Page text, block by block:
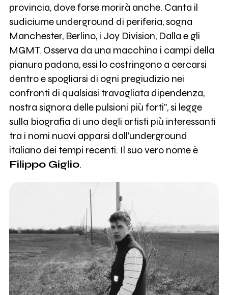
provincia, dove forse morirà anche. Canta il
sudiciume underground di periferia, sogna
Manchester, Berlino, i Joy Division, Dalla e gli
MGMT. Osserva da una macchina i campi della
pianura padana, essi lo costringono a cercarsi
dentro e spogliarsi di ogni pregiudizio nei
confronti di qualsiasi travagliata dipendenza,
nostra signora delle pulsioni più forti", si legge
sulla biografia di uno degli artisti più interessanti
tra i nomi nuovi apparsi dall'underground
italiano dei tempi recenti. Il suo vero nome è
Filippo Giglio.